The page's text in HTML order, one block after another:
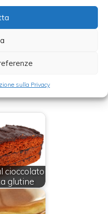
sulla Privacy
con il miele e
Quando tutto sarà
disponete le
cioccolato
glutine